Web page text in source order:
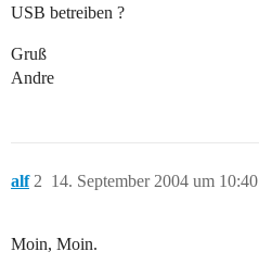
USB betreiben ?
Gruß
Andre
alf 14. September 2004 um 10:40
2
Moin, Moin.